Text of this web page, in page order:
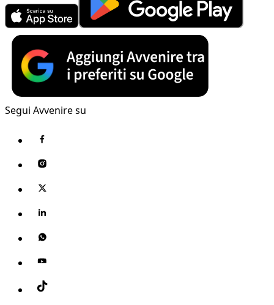
Segui Avvenire su